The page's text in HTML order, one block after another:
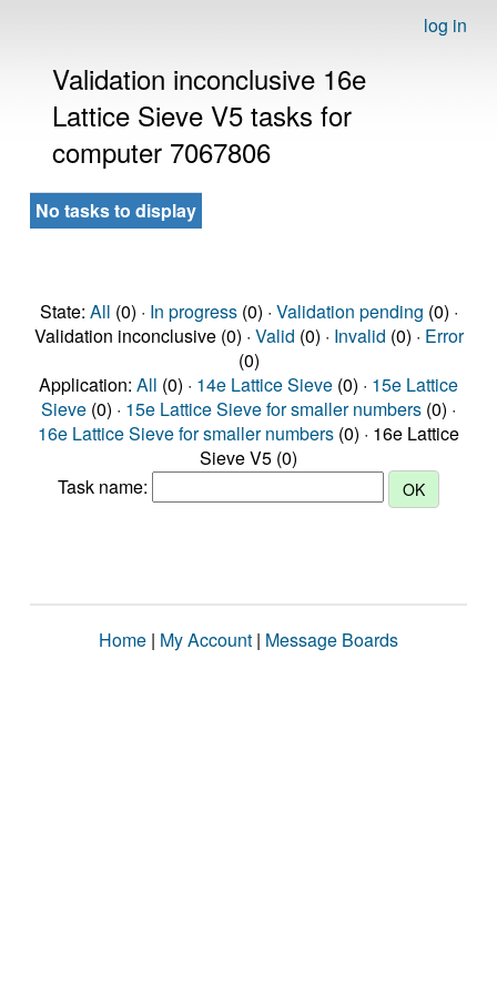
log in
Validation inconclusive 16e
Lattice Sieve V5 tasks for
computer 7067806
No tasks to display
State: All (0) · In progress(0) · Validation pending (0) ·
Validation inconclusive (0) · Valid (0) · Invalid (0) · Error
(0)
Application: All (0) · 14e Lattice Sieve (0) · 15e Lattice
Sieve (0) · 15e Lattice Sieve for smaller numbers (0) ·
16e Lattice Sieve for smaller numbers (0) · 16e Lattice
Sieve V5 (0)
Task name:
Home | My Account | Message Boards